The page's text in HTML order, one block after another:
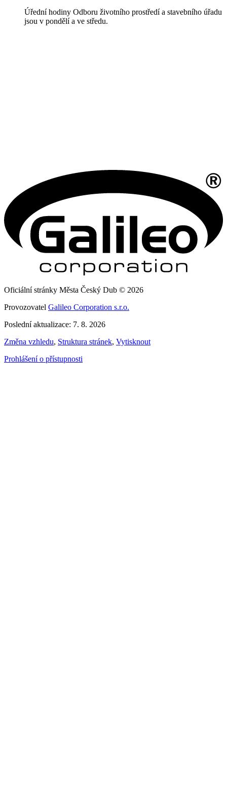
Úřední hodiny Odboru životního prostředí a stavebního úřadu
jsou v pondělí a ve středu.
Oficiální stránky Města Český Dub © 2026
Provozovatel Galileo Corporation s.r.o.
Poslední aktualizace: 7. 8. 2026
Změna vzhledu, Struktura stránek, Vytisknout
Prohlášení o přístupnosti